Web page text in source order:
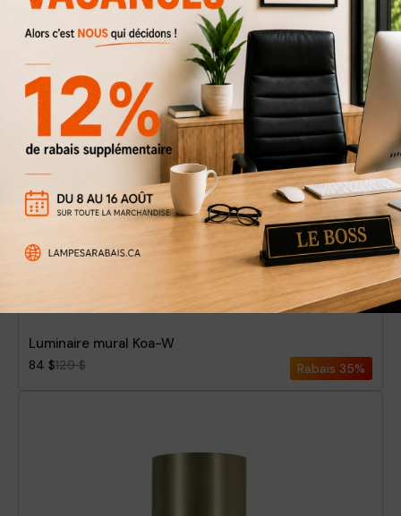
Luminaire mural Kea-W
84 $ 129 $ Rabais 35%
Luminaire mural Koa-W
84 $129 $ Rabais 35%